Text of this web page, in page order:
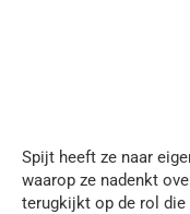
Spijt heeft ze naar
waarop ze nadenkt
terugkijkt op de rol die